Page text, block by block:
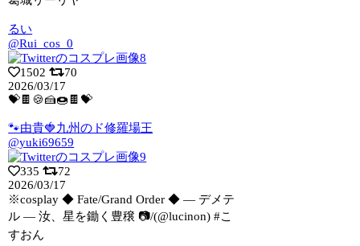
るい
@Rui_cos_0
1502
70
2026/03/17
💝🍫🍪🍰🍩🍫💝
🐾由貴🍓九州のド修羅場王
@yuki69659
335
72
2026/03/17
※cosplay ◆ Fate/Grand Order ◆ ― デメテ
ル ―汝、星を鋤く豊穣 📷/(@lucinon) #こ
すおん